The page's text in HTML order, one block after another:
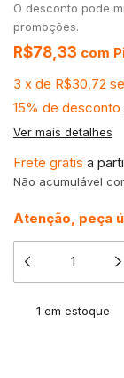
O desconto pode
promoções.
R$78,33 com
3 x de R$30,72
15% de desconto
Ver mais detalhes
Frete grátis a
Não acumulável
Atenção, peça
1 em estoque